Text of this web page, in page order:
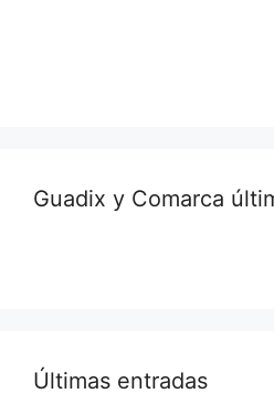
Guadix y Comarca
Últimas entradas